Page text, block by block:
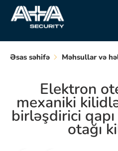
Əsas səhifə Məhsullar və
Elektron
mexaniki
birləşdirici
otağı